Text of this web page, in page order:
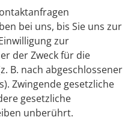
bei uns, bis Sie uns zur
zur
der Zweck für die
B. nach abgeschlossener
Zwingende gesetzliche
gesetzliche
unberührt.